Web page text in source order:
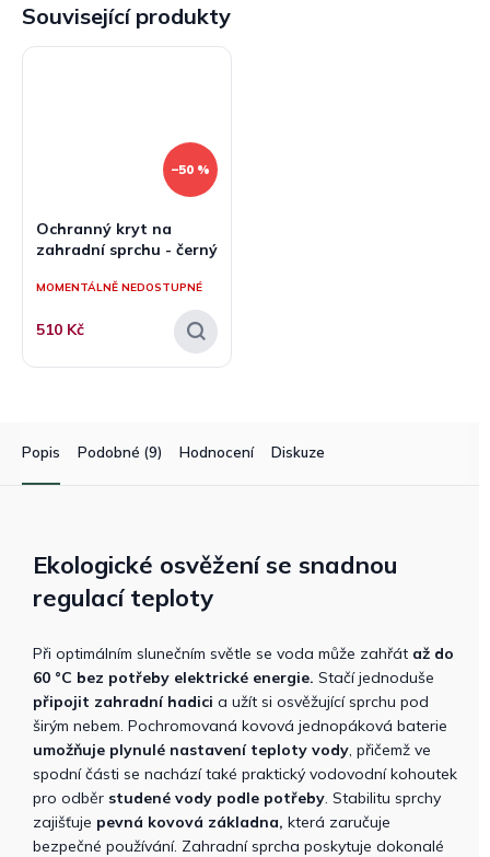
Související produkty
–50 %
Ochranný kryt na
zahradní sprchu - černý
MOMENTÁLNĚ NEDOSTUPNÉ
510 Kč
Popis Podobné (9) Hodnocení Diskuze
Ekologické osvěžení se snadnou
regulací teploty
Při optimálním slunečním světle se voda může zahřát až do
60 °C bez potřeby elektrické energie. Stačí jednoduše
připojit zahradní hadici a užít si osvěžující sprchu pod
širým nebem. Pochromovaná kovová jednopáková baterie
umožňuje plynulé nastavení teploty vody, přičemž ve
spodní části se nachází také praktický vodovodní kohoutek
pro odběr studené vody podle potřeby. Stabilitu sprchy
zajišťuje pevná kovová základna, která zaručuje
bezpečné používání. Zahradní sprcha poskytuje dokonalé